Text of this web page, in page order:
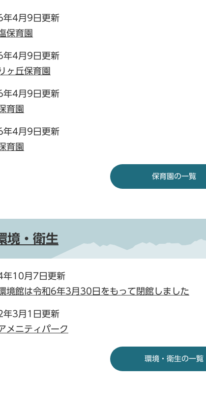
4月9日更新
保育園
4月9日更新
ヶ丘保育園
4月9日更新
育園
4月9日更新
育園
保育園の一覧
境・衛生
10月7日更新
境館は令和6年3月30日をもって閉館しました
3月1日更新
メニティパーク
環境・衛生の一覧